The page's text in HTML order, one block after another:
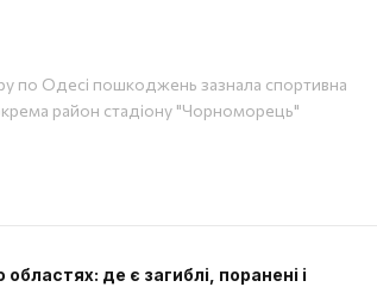
по Одесі пошкоджень зазнала спортивна
район стадіону "Чорноморець"
областях: де є загиблі, поранені і